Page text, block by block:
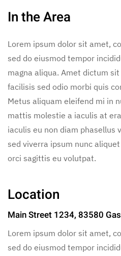
In the Area
Lorem ipsum dolor sit amet,
sed do eiusmod tempor
magna aliqua. Amet dictum
facilisis sed odio morbi quis
Metus aliquam eleifend mi in
mattis molestie a iaculis at
iaculis eu non diam phasellus
sed viverra ipsum nunc
orci sagittis eu volutpat.
Location
Main Street 1234, 83580
Lorem ipsum dolor sit amet,
sed do eiusmod tempor